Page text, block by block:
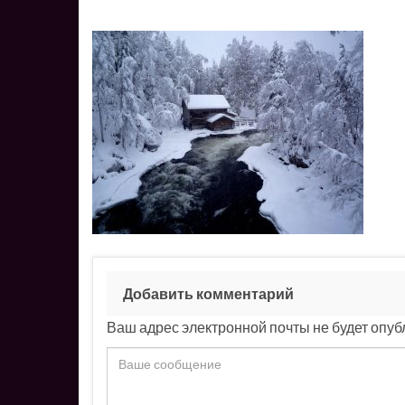
Добавить комментарий
Ваш адрес электронной почты не будет